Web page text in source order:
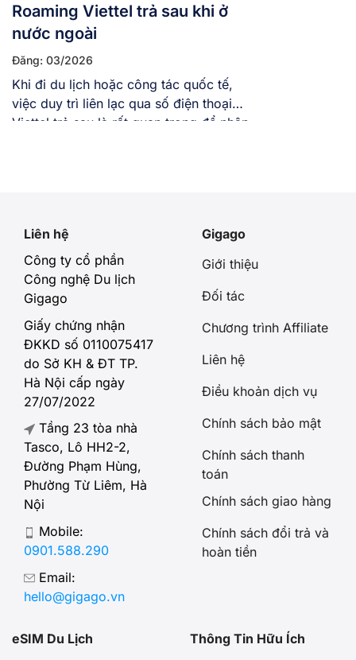
Roaming Viettel trả sau khi ở
nước ngoài
Đăng: 03/2026
Khi đi du lịch hoặc công tác quốc tế,
việc duy trì liên lạc qua số điện thoại
Viettel trả sau là rất quan trọng để nhận
Liên hệ
Công ty cổ phần
Công nghệ Du lịch
Gigago
Giấy chứng nhận
ĐKKD số 0110075417
do Sở KH & ĐT TP.
Hà Nội cấp ngày
27/07/2022
Tầng 23 tòa nhà
Tasco, Lô HH2-2,
Đường Phạm Hùng,
Phường Từ Liêm, Hà
Nội
Mobile:
0901.588.290
Email:
hello@gigago.vn
Gigago
Giới thiệu
Đối tác
Chương trình Affiliate
Liên hệ
Điều khoản dịch vụ
Chính sách bảo mật
Chính sách thanh
toán
Chính sách giao hàng
Chính sách đổi trả và
hoàn tiền
eSIM Du Lịch
Thông Tin Hữu Ích